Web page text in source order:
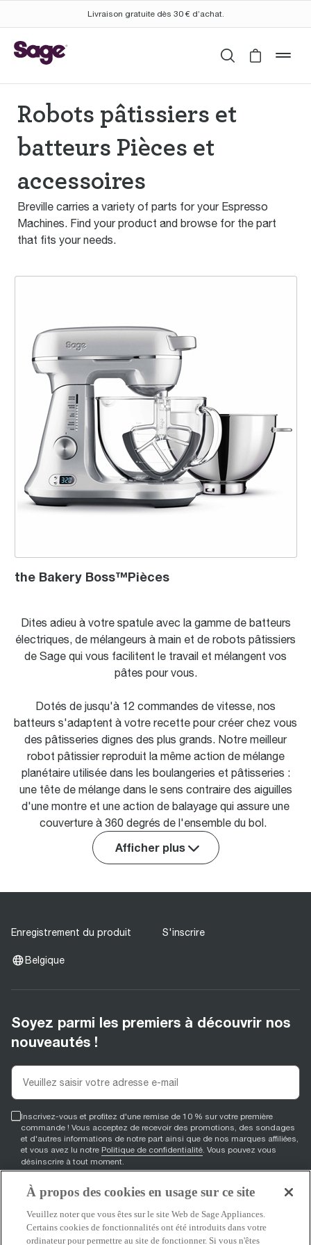
Livraison gratuite dès 30 € d’achat.
Rechercher
Cart is
Robots pâtissiers et
batteurs Pièces et
accessoires
Breville carries a variety of parts for your Espresso
Machines. Find your product and browse for the part
that fits your needs.
the Bakery Boss™
the Bakery Boss™Pièces
Dites adieu à votre spatule avec la gamme de batteurs
électriques, de mélangeurs à main et de robots pâtissiers
de Sage qui vous facilitent le travail et mélangent vos
pâtes pour vous.
Dotés de jusqu'à 12 commandes de vitesse, nos
batteurs s'adaptent à votre recette pour créer chez vous
des pâtisseries dignes des plus grands. Notre meilleur
robot pâtissier reproduit la même action de mélange
planétaire utilisée dans les boulangeries et pâtisseries :
une tête de mélange dans le sens contraire des aiguilles
d'une montre et une action de balayage qui assure une
couverture à 360 degrés de l'ensemble du bol.
Afficher plus
Enregistrement du produit S'inscrire
Belgique
Soyez parmi les premiers à découvrir nos
nouveautés !
Inscrivez-vous et profitez d'une remise de 10 % sur votre première
commande ! Vous acceptez de recevoir des promotions, des sondages
et d'autres informations de notre part ainsi que de nos marques affiliées,
et vous avez lu notre Politique de confidentialité. Vous pouvez vous
désinscrire à tout moment.
S'inscrire
À propos des cookies en usage sur ce site
Veuillez noter que vous êtes sur le site Web de Sage Appliances.
Certains cookies de fonctionnalités ont été introduits dans votre
ordinateur pour permettre au site de fonctionner. Si vous n'êtes